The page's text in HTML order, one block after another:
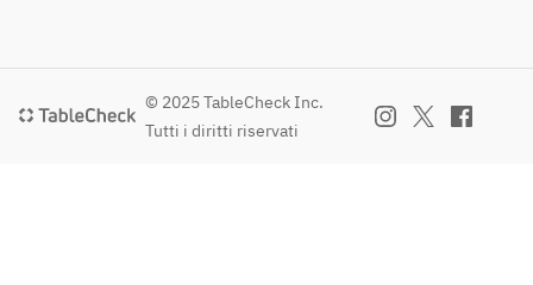
© 2025 TableCheck Inc.
Tutti i diritti riservati